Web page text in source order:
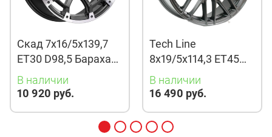
Скад 7x16/5x139,7
ET30 D98,5 Барахас
(КЛ378) Алмаз
В наличии
10 920 руб.
Tech Line
8x19/5x114,3 ET45
D67,1 901 BMG
В наличии
16 490 руб.